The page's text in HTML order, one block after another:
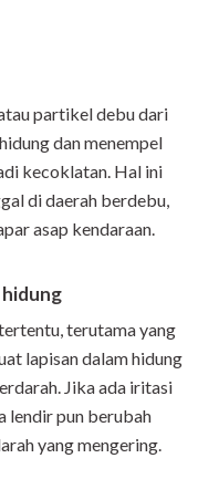
atau partikel debu dari
dan menempel
kecoklatan. Hal ini
di daerah berdebu,
asap kendaraan.
terutama yang
lapisan dalam hidung
Jika ada iritasi
lendir pun berubah
yang mengering.